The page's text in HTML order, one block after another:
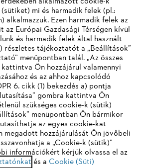
Cookie tájékoztató
WIRD NICHT
den wir noch nicht unterstützen. Für
unserer Seite empfehlen wir Ihnen, zu
zu wechseln:
mi és harmadik felek (pl.:
alkalmazzuk. Ezen harmadik felek az
az Európai Gazdasági Térségen kívül
és harmadik felek által használt
tájékoztatót a „Beállítások”
menüpontban talál. „Az összes
Ön hozzájárul valamennyi
és az ahhoz kapcsolódó
6. cikk (1) bekezdés a) pontja
gombra kattintva Ön
szükséges cookie-k (sütik)
menüpontban Ön bármikor
az egyes cookie-kat
megadott hozzájárulását Ön jövőbeli
a „Cookie-k (sütik)”
információkért kérjük olvassa el az
és a Cookie (Süti)